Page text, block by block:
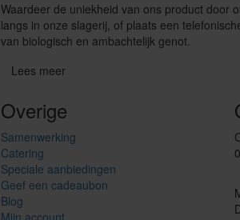
Waardeer de uniekheid van ons product door
langs in onze slagerij, of plaats een
van biologisch en ambachtelijk genot.
Lees meer
Overige
Samenwerking
Catering
Speciale aanbiedingen
Geef een cadeaubon
Blog
Mijn account